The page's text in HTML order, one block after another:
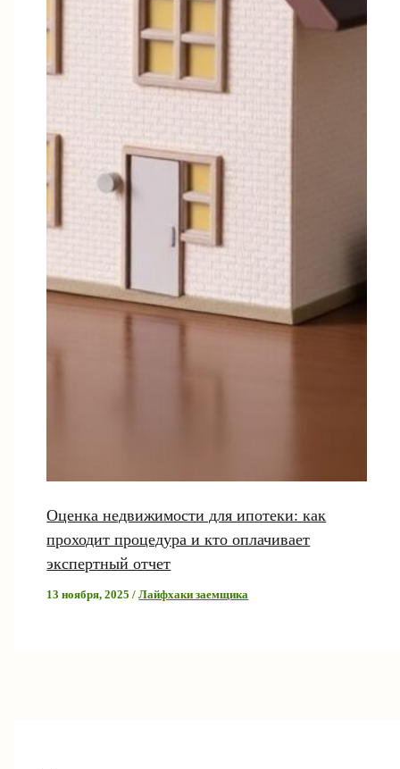
Оценка недвижимости для ипотеки: как
проходит процедура и кто оплачивает
экспертный отчет
13 ноября, 2025/Лайфхаки заемщика